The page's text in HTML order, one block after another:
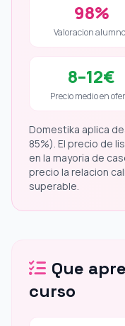
98%
Valoracion
8–12€
Precio medio en
Domestika aplica
85%). El precio de
en la mayoria de
precio la relacion
superable.
Que
curso